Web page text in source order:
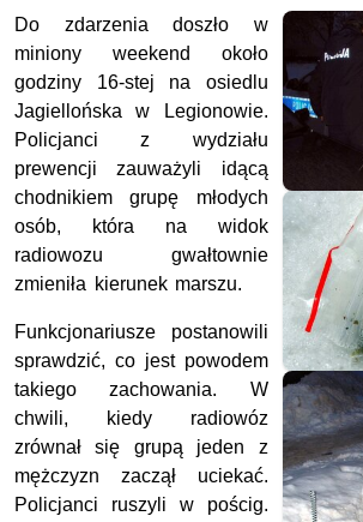
Do zdarzenia doszło w
miniony weekend około
godziny 16-stej na osiedlu
Jagiellońska w Legionowie.
Policjanci z wydziału
prewencji zauważyli idącą
chodnikiem grupę młodych
osób, która na widok
radiowozu gwałtownie
zmieniła kierunek marszu.
Funkcjonariusze postanowili
sprawdzić, co jest powodem
takiego zachowania. W
chwili, kiedy radiowóz
zrównał się grupą jeden z
mężczyzn zaczął uciekać.
Policjanci ruszyli w pościg.